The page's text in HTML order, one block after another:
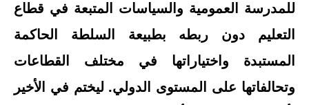
للمدرسة العمومية والسياسات المتبعة في قطاع
التعليم دون ربطه بطبيعة السلطة الحاكمة
المستبدة واختياراتها في مختلف القطاعات
وتحالفاتها على المستوى الدولي. ليختم في الأخير